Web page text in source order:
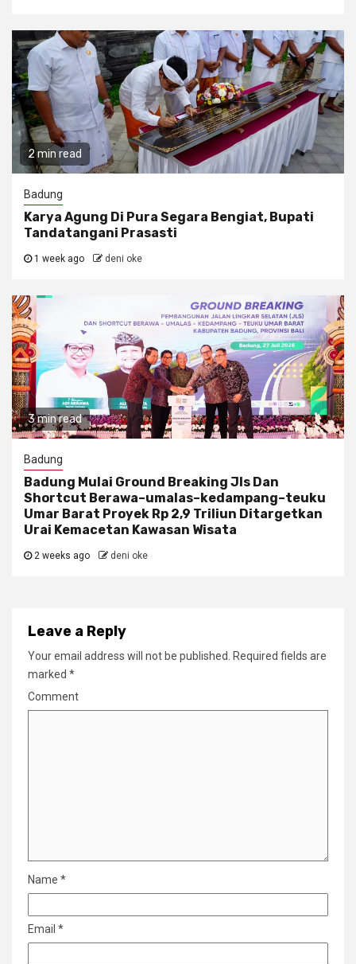
2 min read
Badung
Karya Agung Di Pura Segara Bengiat, Bupati
Tandatangani Prasasti
1 week ago deni oke
3 min read
Badung
Badung Mulai Ground Breaking Jls Dan
Shortcut Berawa–umalas–kedampang–teuku
Umar Barat Proyek Rp 2,9 Triliun Ditargetkan
Urai Kemacetan Kawasan Wisata
2 weeks ago deni oke
Leave a Reply
Your email address will not be published.
Required fields are
marked *
Comment
Name *
Email *